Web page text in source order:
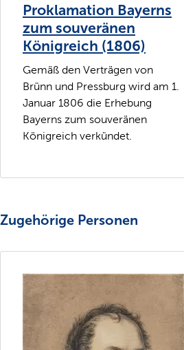
Proklamation Bayerns
zum souveränen
Königreich (1806)
Gemäß den Verträgen von
Brünn und Pressburg wird am 1.
Januar 1806 die Erhebung
Bayerns zum souveränen
Königreich verkündet.
Zugehörige Personen